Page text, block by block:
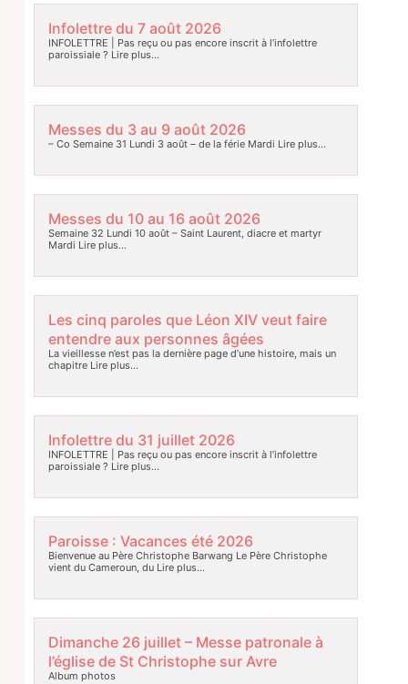
Infolettre du 7 août 2026
INFOLETTRE | Pas reçu ou pas encore inscrit à l’infolettre
paroissiale ? Lire plus…
Messes du 3 au 9 août 2026
– Co Semaine 31 Lundi 3 août – de la férie Mardi Lire plus…
Messes du 10 au 16 août 2026
Semaine 32 Lundi 10 août – Saint Laurent, diacre et martyr
Mardi Lire plus…
Les cinq paroles que Léon XIV veut faire
entendre aux personnes âgées
La vieillesse n’est pas la dernière page d’une histoire, mais un
chapitreLire plus…
Infolettre du 31 juillet 2026
INFOLETTRE | Pas reçu ou pas encore inscrit à l’infolettre
paroissiale ? Lire plus…
Paroisse : Vacances été 2026
Bienvenue au Père Christophe Barwang Le Père Christophe
vient du Cameroun, duLire plus…
Dimanche 26 juillet – Messe patronale à
l’église de St Christophe sur Avre
Album photos